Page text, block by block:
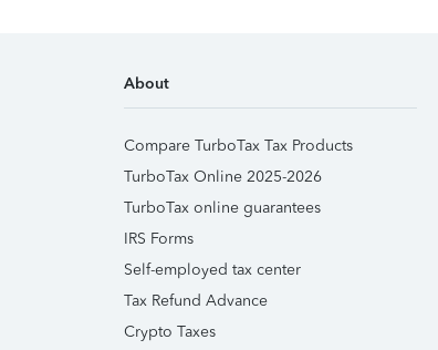
About
Compare TurboTax Tax Products
TurboTax Online 2025-2026
TurboTax online guarantees
IRS Forms
Self-employed tax center
Tax Refund Advance
Crypto Taxes